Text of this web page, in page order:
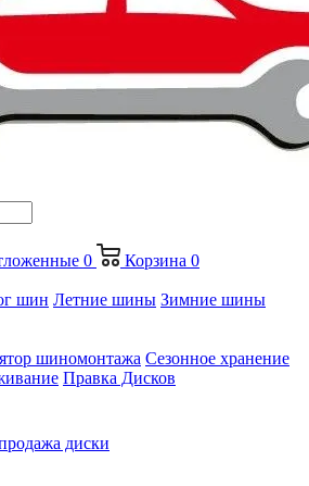
0 Корзина 0
шин Летние шины Зимние шины
шиномонтажа Сезонное хранение
Правка Дисков
диски